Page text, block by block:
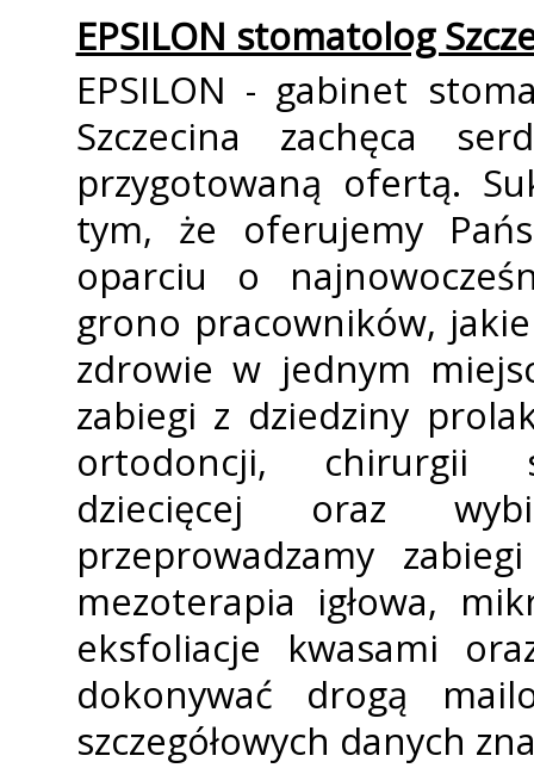
EPSILON stomatolog
EPSILON - gabinet
Szczecina zachęca
przygotowaną ofertą.
tym, że oferujemy
oparciu o
grono pracowników,
zdrowie w jednym
zabiegi z dziedziny
ortodoncji, chirurgii
dziecięcej oraz
przeprowadzamy
mezoterapia igłowa,
eksfoliacje kwasami
dokonywać drogą
szczegółowych danych